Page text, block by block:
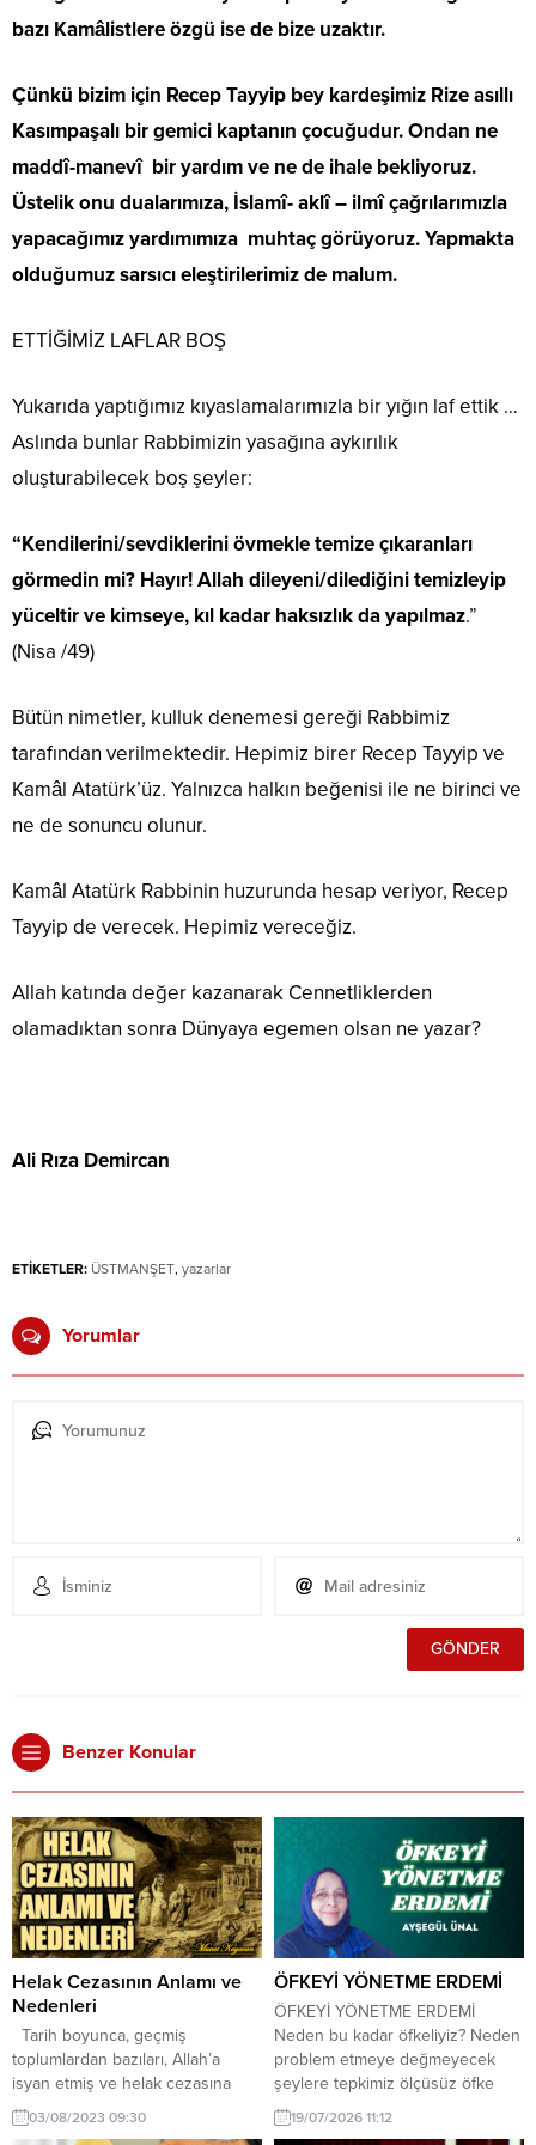
bazı Kamâlistlere özgü ise de bize uzaktır.
Çünkü bizim için Recep Tayyip bey kardeşimiz Rize asıllı
Kasımpaşalı bir gemici kaptanın çocuğudur. Ondan ne
maddî-manevî bir yardım ve ne de ihale bekliyoruz.
Üstelik onu dualarımıza, İslamî- aklî – ilmî çağrılarımızla
yapacağımız yardımımıza muhtaç görüyoruz. Yapmakta
olduğumuz sarsıcı eleştirilerimiz de malum.
ETTİĞİMİZ LAFLAR BOŞ
Yukarıda yaptığımız kıyaslamalarımızla bir yığın laf ettik …
Aslında bunlar Rabbimizin yasağına aykırılık
oluşturabilecek boş şeyler:
“Kendilerini/sevdiklerini övmekle temize çıkaranları
görmedin mi? Hayır! Allah dileyeni/dilediğini temizleyip
yüceltir ve kimseye, kıl kadar haksızlık da yapılmaz.”
(Nisa /49)
Bütün nimetler, kulluk denemesi gereği Rabbimiz
tarafından verilmektedir. Hepimiz birer Recep Tayyip ve
Kamâl Atatürk’üz. Yalnızca halkın beğenisi ile ne birinci ve
ne de sonuncu olunur.
Kamâl Atatürk Rabbinin huzurunda hesap veriyor, Recep
Tayyip de verecek. Hepimiz vereceğiz.
Allah katında değer kazanarak Cennetliklerden
olamadıktan sonra Dünyaya egemen olsan ne yazar?
Ali Rıza Demircan
ETİKETLER: ÜSTMANŞET, yazarlar
Yorumlar
Benzer Konular
Helak Cezasının Anlamı ve
Nedenleri
Tarih boyunca, geçmiş
toplumlardan bazıları, Allah’a
isyan etmiş ve helak cezasına
maruz kalmıştır. Kur’an, bu cezayı
hak eden toplumların kıssalarını
03/08/2023 09:30
ÖFKEYİ YÖNETME ERDEMİ
ÖFKEYİ YÖNETME ERDEMİ
Neden bu kadar öfkeliyiz? Neden
problem etmeye değmeyecek
şeylere tepkimiz ölçüsüz öfke
oluyor? Gündelik hayatımızın
içinde gerekli gereksiz, haklı
19/07/2026 11:12